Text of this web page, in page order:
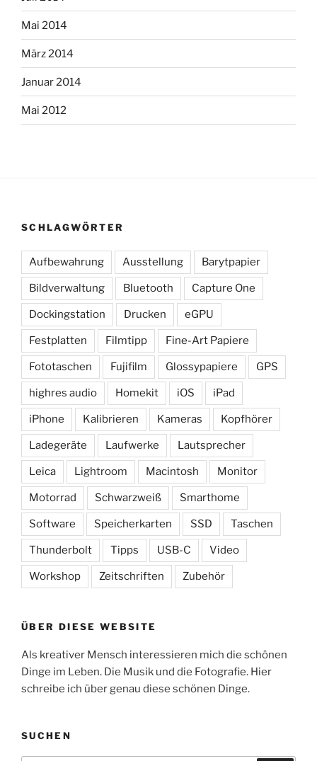
Mai 2014
März 2014
Januar 2014
Mai 2012
SCHLAGWÖRTER
Aufbewahrung Ausstellung Barytpapier
Bildverwaltung Bluetooth Capture One
Dockingstation Drucken eGPU
Festplatten Filmtipp Fine-Art Papiere
Fototaschen Fujifilm Glossypapiere GPS
highres audio Homekit iOS iPad
iPhone Kalibrieren Kameras Kopfhörer
Ladegeräte Laufwerke Lautsprecher
Leica Lightroom Macintosh Monitor
Motorrad Schwarzweiß Smarthome
Software Speicherkarten SSD Taschen
Thunderbolt Tipps USB-C Video
Workshop Zeitschriften Zubehör
ÜBER DIESE WEBSITE
Als kreativer Mensch interessieren mich die schönen
Dinge im Leben. Die Musik und die Fotografie. Hier
schreibe ich über genau diese schönen Dinge.
SUCHEN